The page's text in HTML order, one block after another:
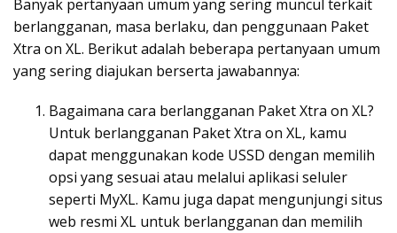
Banyak pertanyaan umum yang sering muncul terkait
berlangganan, masa berlaku, dan penggunaan Paket
Xtra on XL. Berikut adalah beberapa pertanyaan umum
yang sering diajukan berserta jawabannya:
Bagaimana cara berlangganan Paket Xtra on XL?
Untuk berlangganan Paket Xtra on XL, kamu
dapat menggunakan kode USSD dengan memilih
opsi yang sesuai atau melalui aplikasi seluler
seperti MyXL. Kamu juga dapat mengunjungi situs
web resmi XL untuk berlangganan dan memilih